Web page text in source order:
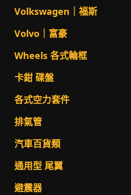
Volkswagen｜福斯
Volvo｜富豪
Wheels 各式輪框
卡鉗 碟盤
各式空力套件
排氣管
汽車百貨類
通用型 尾翼
避震器